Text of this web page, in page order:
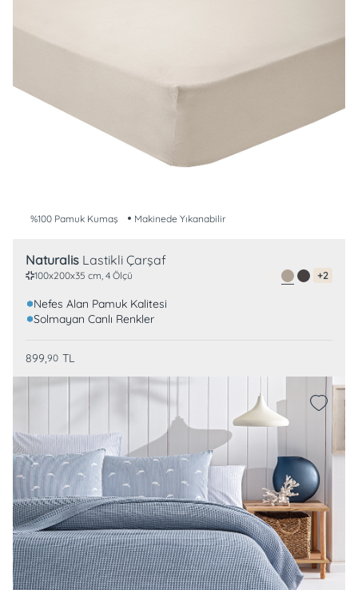
%100 Pamuk Kumaş Makinede Yıkanabilir
Naturalis Lastikli Çarşaf
100x200x35 cm, 4 Ölçü +2
Nefes Alan Pamuk Kalitesi
Solmayan Canlı Renkler
899,90 TL